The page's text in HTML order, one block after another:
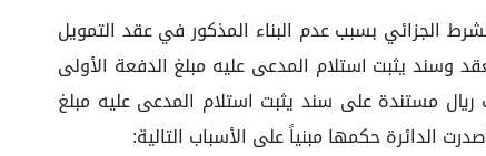
سعودي. إلزام المدعى عليه بسداد الشرط الجزائي بسبب عدم البناء المذكور في عقد التمويل
في (العقد وسند يثبت استلام المدعى عليه مبلغ الدفعة الأولى
ريال)، وطلبت وكيلة المدعي حصر دعوى موكلها في مبلغ الدفعة الأولى المسلّم للمدعى عليه وقدره ١٠٠ ألف ريال مستندة على سند يثبت استلام المدعى عليه مبلغ